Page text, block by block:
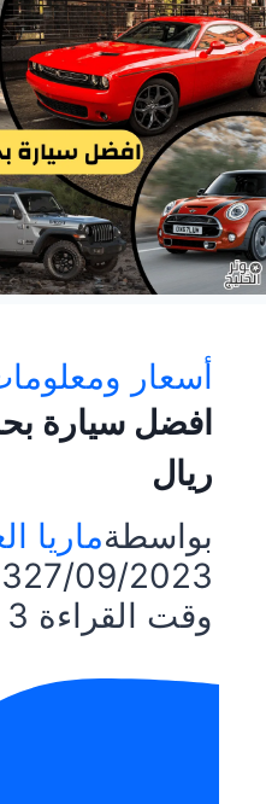
أسعار
ريال
بواسطةماريا
27/09/2023
وقت القراءة